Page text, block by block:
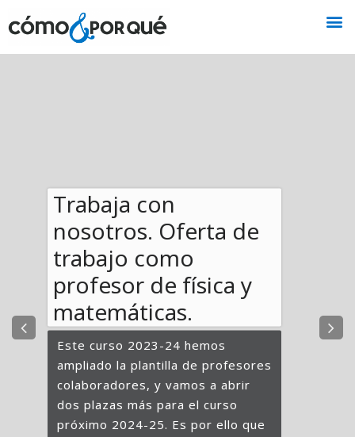
Trabaja con
nosotros. Oferta de
trabajo como
profesor de física y
matemáticas.
Este curso 2023-24 hemos
ampliado la plantilla de profesores
colaboradores, y vamos a abrir
dos plazas más para el curso
próximo 2024-25. Es por ello que